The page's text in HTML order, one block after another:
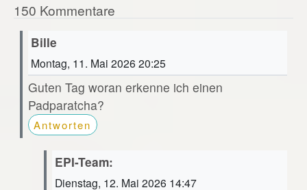
150 Kommentare
Bille
Montag, 11. Mai 2026 20:25
Guten Tag woran erkenne ich einen
Padparatcha?
Antworten
EPI-Team:
Dienstag, 12. Mai 2026 14:47